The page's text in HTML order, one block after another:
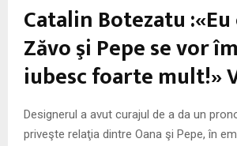
Catalin Botezatu :«Eu
Zăvo şi Pepe se vor
iubesc foarte mult!»
Designerul a avut curajul de a da un
priveşte relaţia dintre Oana şi Pepe, în